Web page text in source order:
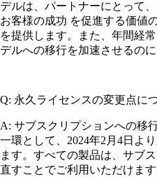
デルは、パートナーにとって
お客様の成功 を促進する価値
を提供します。また、年間経
デルへの移行を加速させるのに
Q: 永久ライセンスの変更点に
A: サブスクリプションへの移
一環として、2024年2月4日よ
ます。すべての製品は、サブ
直すことでご利用いただけま